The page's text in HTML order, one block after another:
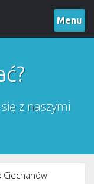
Menu
z naszymi
Ciechanów